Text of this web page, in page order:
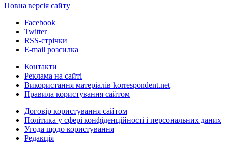
Повна версія сайту
Facebook
Twitter
RSS-стрічки
E-mail розсилка
Контакти
Реклама на сайті
Використання матеріалів korrespondent.net
Правила користування сайтом
Договір користування сайтом
Політика у сфері конфіденційності і персональних даних
Угода щодо користування
Редакція